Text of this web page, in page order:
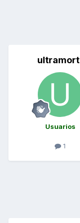
ultramort
Usuarios
1